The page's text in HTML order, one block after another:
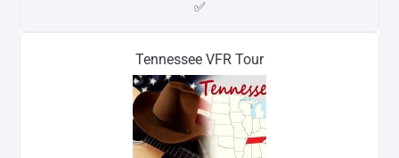
✅
Tennessee VFR Tour